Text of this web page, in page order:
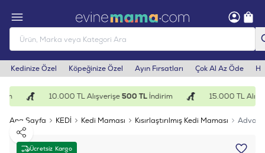
Kedinize Özel Köpeğinize Özel Ayın Fırsatları Çok Al Az Öde
10.000 TL Alışverişe500 TLİndirim 15.000 TL
Ana Sayfa KEDİ Kedi Maması Kısırlaştırılmış Kedi Maması
Ücretsiz Kargo
Paylaş